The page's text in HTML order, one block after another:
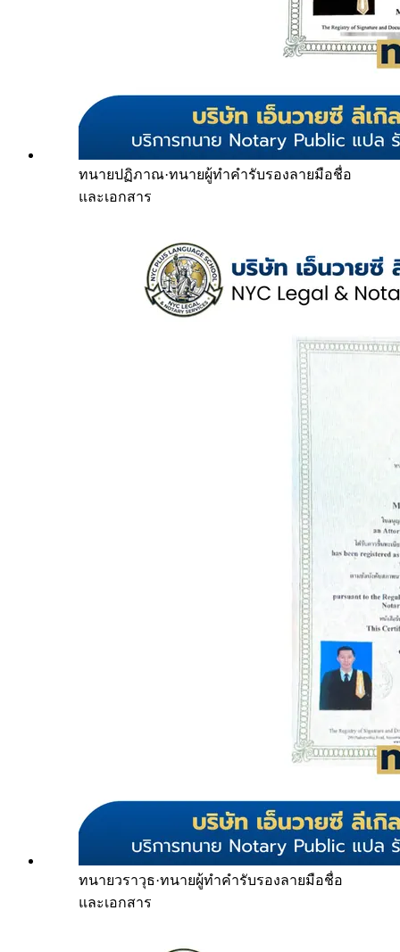
ทนายปฏิภาณ·ทนายผู้ทำคำรับรองลายมือชื่อ
และเอกสาร
ทนายวราวุธ·ทนายผู้ทำคำรับรองลายมือชื่อ
และเอกสาร